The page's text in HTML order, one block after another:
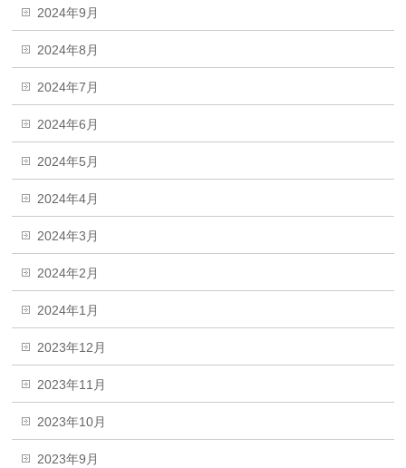
2024年9月
2024年8月
2024年7月
2024年6月
2024年5月
2024年4月
2024年3月
2024年2月
2024年1月
2023年12月
2023年11月
2023年10月
2023年9月